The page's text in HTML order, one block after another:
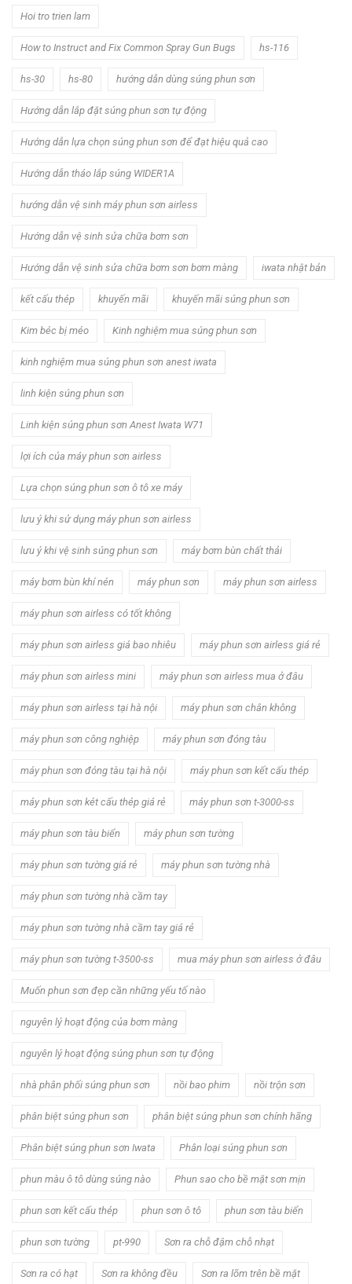
Hoi tro trien lam
How to Instruct and Fix Common Spray Gun Bugs hs-116
hs-30 hs-80 hướng dẫn dùng súng phun sơn
Hướng dẫn lắp đặt súng phun sơn tự động
Hướng dẫn lựa chọn súng phun sơn để đạt hiệu quả cao
Hướng dẫn tháo lắp súng WIDER1A
hướng dẫn vệ sinh máy phun sơn airless
Hướng dẫn vệ sinh sửa chữa bơm sơn
Hướng dẫn vệ sinh sửa chữa bơm sơn bơm màng iwata nhật bản
kết cấu thép khuyến mãi khuyến mãi súng phun sơn
Kim béc bị méo Kinh nghiệm mua súng phun sơn
kinh nghiệm mua súng phun sơn anest iwata
linh kiện súng phun sơn
Linh kiện súng phun sơn Anest Iwata W71
lợi ích của máy phun sơn airless
Lựa chọn súng phun sơn ô tô xe máy
lưu ý khi sử dụng máy phun sơn airless
lưu ý khi vệ sinh súng phun sơn máy bơm bùn chất thải
máy bơm bùn khí nén máy phun sơn máy phun sơn airless
máy phun sơn airless có tốt không
máy phun sơn airless giá bao nhiêu máy phun sơn airless giá rẻ
máy phun sơn airless mini máy phun sơn airless mua ở đâu
máy phun sơn airless tại hà nội máy phun sơn chân không
máy phun sơn công nghiệp máy phun sơn đóng tàu
máy phun sơn đóng tàu tại hà nội máy phun sơn kết cấu thép
máy phun sơn két cấu thép giá rẻ máy phun sơn t-3000-ss
máy phun sơn tàu biển máy phun sơn tường
máy phun sơn tường giá rẻ máy phun sơn tường nhà
máy phun sơn tường nhà cầm tay
máy phun sơn tường nhà cầm tay giá rẻ
máy phun sơn tường t-3500-ss mua máy phun sơn airless ở đâu
Muốn phun sơn đẹp cần những yếu tố nào
nguyên lý hoạt động của bơm màng
nguyên lý hoạt động súng phun sơn tự động
nhà phân phối súng phun sơn nồi bao phim nồi trộn sơn
phân biệt súng phun sơn phân biệt súng phun sơn chính hãng
Phân biệt súng phun sơn Iwata Phân loại súng phun sơn
phun màu ô tô dùng súng nào Phun sao cho bề mặt sơn mịn
phun sơn kết cấu thép phun sơn ô tô phun sơn tàu biển
phun sơn tường pt-990 Sơn ra chỗ đậm chỗ nhạt
Sơn ra có hạt Sơn ra không đều Sơn ra lõm trên bề mặt